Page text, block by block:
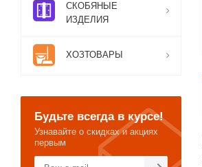
СКОБЯНЫЕ
ИЗДЕЛИЯ
ХОЗТОВАРЫ
Будьте всегда в курсе!
Узнавайте о скидках и акциях
первым